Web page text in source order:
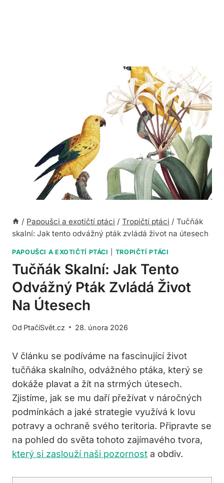
/ Papoušci a exotičtí ptáci / Tropičtí ptáci / Tučňák
skalní: Jak tento odvážný pták zvládá život na útesech
PAPOUŠCI A EXOTIČTÍ PTÁCI TROPIČTÍ PTÁCI
Tučňák Skalní: Jak Tento
Odvážný Pták Zvládá Život
Na Útesech
Od PtačíSvět.cz 28. února 2026
V článku se podíváme na fascinující život
tučňáka skalního, odvážného ptáka, který se
dokáže plavat a žít na strmých útesech.
Zjistíme, jak se mu daří přežívat v náročných
podmínkách a jaké strategie využívá k lovu
potravy a ochraně svého teritoria. Připravte se
na pohled do světa tohoto zajímavého tvora,
který si zaslouží naši pozornost a obdiv.